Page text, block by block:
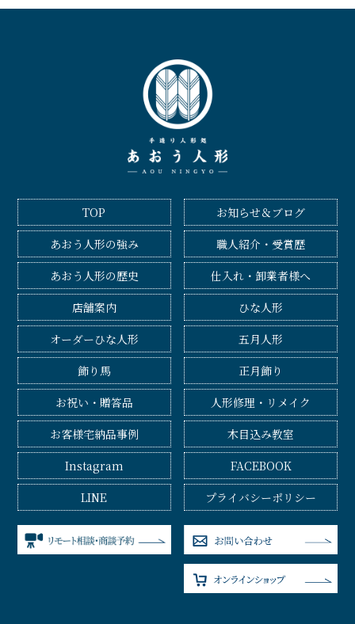
TOP
お知らせ＆ブログ
あおう人形の強み
職人紹介・受賞歴
あおう人形の歴史
仕入れ・卸業者様へ
店舗案内
ひな人形
オーダーひな人形
五月人形
飾り馬
正月飾り
お祝い・贈答品
人形修理・リメイク
お客様宅納品事例
木目込み教室
Instagram
FACEBOOK
LINE
プライバシーポリシー